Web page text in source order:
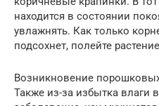
находится в состоянии
увлажнять. Как только
подсохнет, полейте
Возникновение
Также из-за избытка влаги